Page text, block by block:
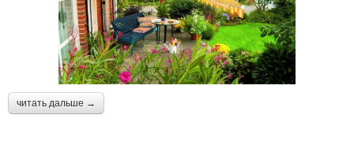
читать дальше →